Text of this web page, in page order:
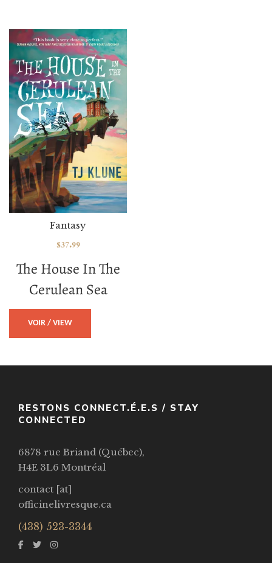
The House In The
Cerulean Sea
Fantasy
$37.99
VOIR / VIEW
RESTONS CONNECT.É.E.S / STAY
CONNECTED
6878 rue Briand (Québec),
H4E 3L6 Montréal
contact [at]
officinelivresque.ca
(438) 523-3344